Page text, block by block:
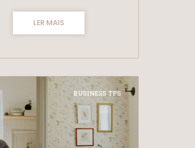
LER MAIS
BUSINESS TPS